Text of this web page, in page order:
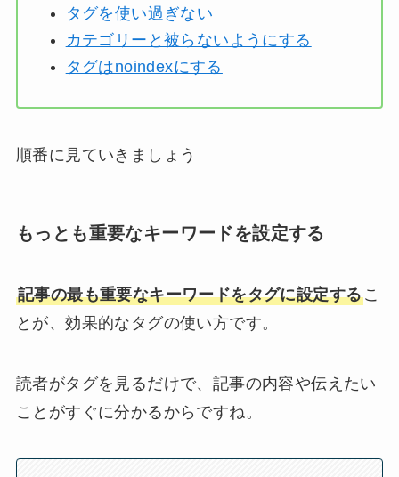
タグを使い過ぎない
カテゴリーと被らないようにする
タグはnoindexにする
順番に見ていきましょう
もっとも重要なキーワードを設定する
記事の最も重要なキーワードをタグに設定するこ
とが、効果的なタグの使い方です。
読者がタグを見るだけで、記事の内容や伝えたい
ことがすぐに分かるからですね。